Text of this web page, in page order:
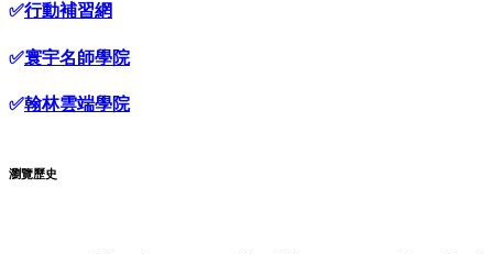
✅行動補習網
✅寰宇名師學院
✅翰林雲端學院
瀏覽歷史